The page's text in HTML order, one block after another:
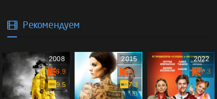
Рекомендуем
2008
8.9
9.5
2015
7.0
7.3
2022
7.3